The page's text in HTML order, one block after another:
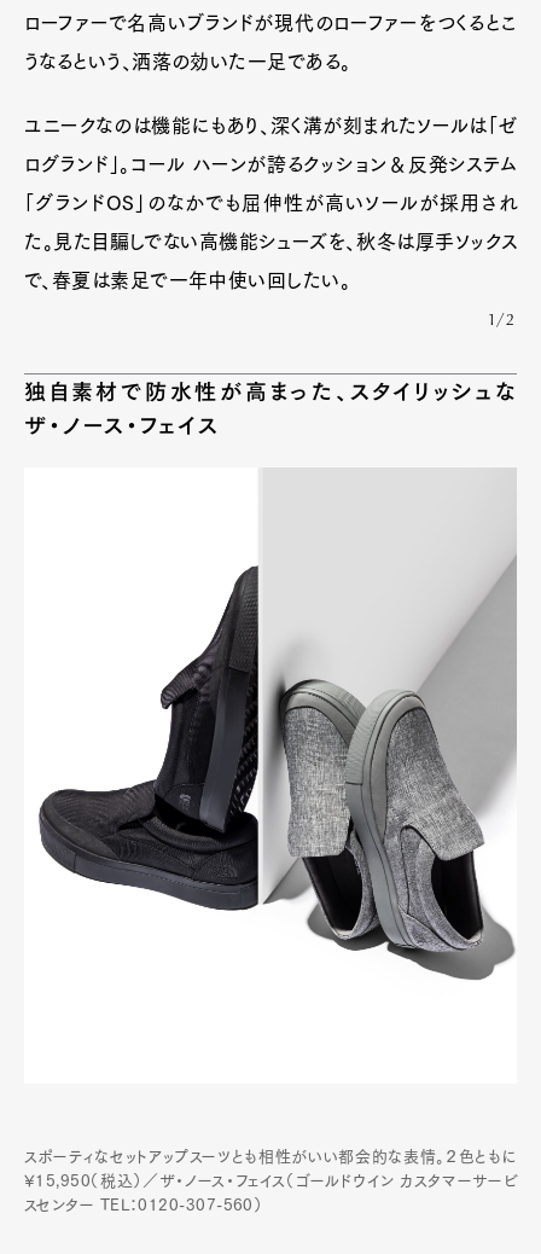
ローファーで名高いブランドが現代のローファーをつくるとこ
うなるという、洒落の効いた一足である。
ユニークなのは機能にもあり、深く溝が刻まれたソールは「ゼ
ログランド」。コール ハーンが誇るクッション＆反発システム
「グランドOS」のなかでも屈伸性が高いソールが採用され
た。見た目騙しでない高機能シューズを、秋冬は厚手ソックス
で、春夏は素足で一年中使い回したい。
1/2
独自素材で防水性が高まった、スタイリッシュな
ザ・ノース・フェイス
スポーティなセットアップスーツとも相性がいい都会的な表情。２色ともに
¥15,950（税込）／ザ・ノース・フェイス（ゴールドウイン カスタマーサービ
スセンター TEL：0120-307-560）